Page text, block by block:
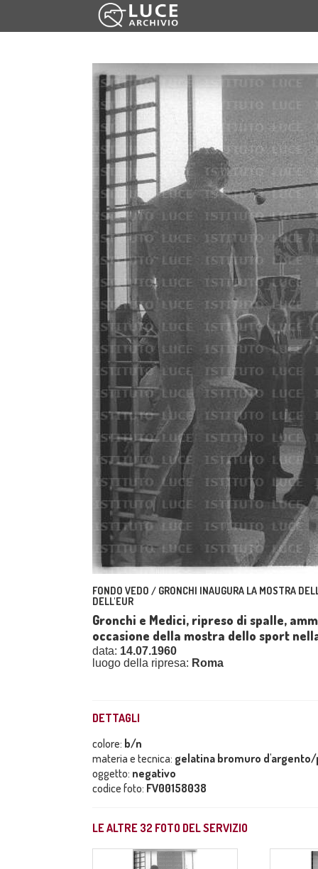
FONDO VEDO / GRONCHI INAUGURA LA MOSTRA
DELL'EUR
Gronchi e Medici, ripreso di spalle,
occasione della mostra dello sport
data: 14.07.1960
luogo della ripresa: Roma
DETTAGLI
colore: b/n
materia e tecnica: gelatina bromuro
oggetto: negativo
codice foto: FV00158038
LE ALTRE 32 FOTO DEL SERVIZIO